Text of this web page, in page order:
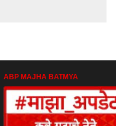
ABP MAJHA BATMYA